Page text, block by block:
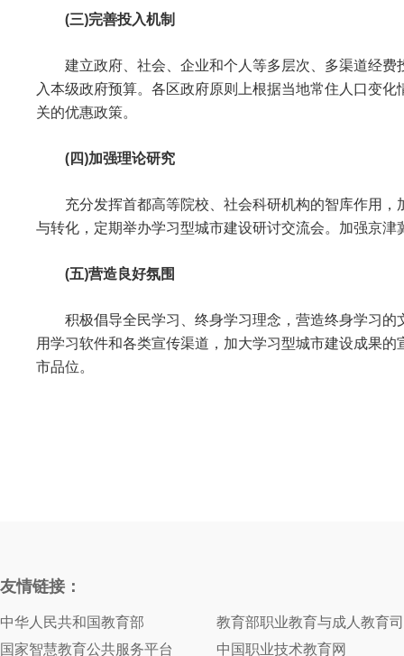
(三)完善投入机制
建立政府、社会、企业和个人等多层次、多渠道经
入本级政府预算。各区政府原则上根据当地常住人口变
关的优惠政策。
(四)加强理论研究
充分发挥首都高等院校、社会科研机构的智库作用
与转化，定期举办学习型城市建设研讨交流会。加强京
(五)营造良好氛围
积极倡导全民学习、终身学习理念，营造终身学习
用学习软件和各类宣传渠道，加大学习型城市建设成果
市品位。
友情链接：
中华人民共和国教育部
教育部职业教育与成人教育司
国家智慧教育公共服务平台
中国职业技术教育网